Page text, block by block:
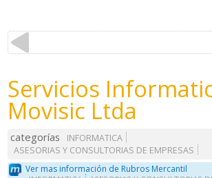
Servicios
Movisic Ltda
categorías
INFORMATICA
ASESORIAS Y CONSULTORIAS DE EMPRESAS
Ver mas información de Rubros Mercantil